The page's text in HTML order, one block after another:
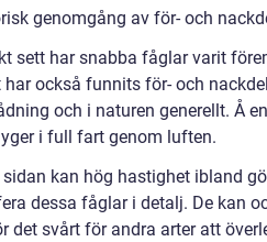
genomgång av för- och
sett har snabba fåglar varit
har också funnits för- och
och i naturen generellt. Å
i full fart genom luften.
kan hög hastighet ibland
dessa fåglar i detalj. De kan
det svårt för andra arter att